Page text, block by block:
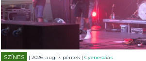
SZÍNES | 2026. aug. 7. péntek |Gyenesdiás